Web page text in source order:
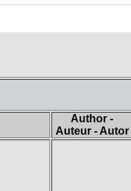
Author -
Auteur - Autor